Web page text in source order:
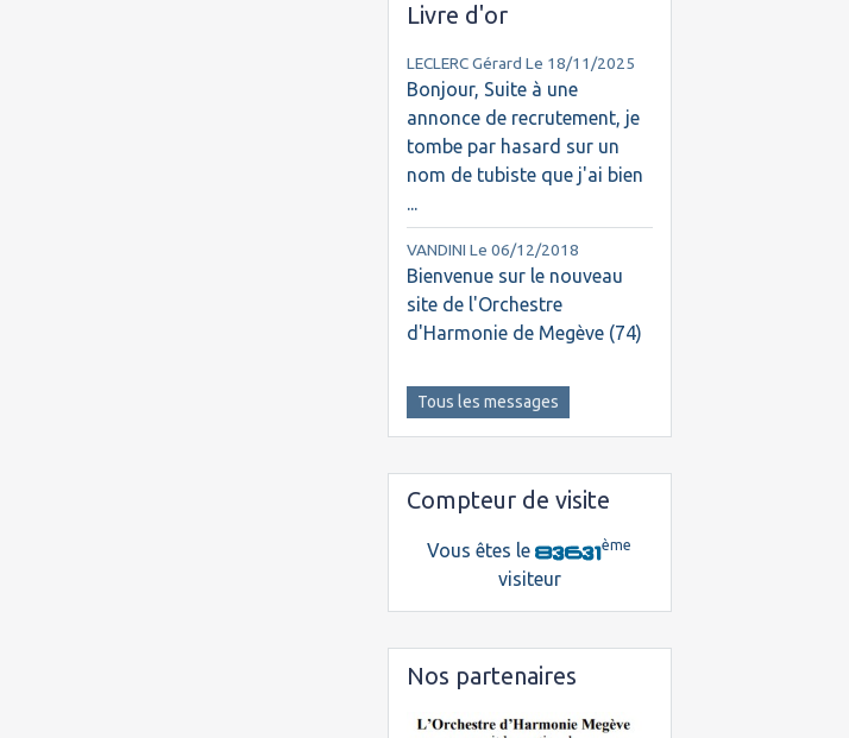
Livre d'or
LECLERC Gérard Le 18/11/2025
Bonjour, Suite à une
annonce de recrutement, je
tombe par hasard sur un
nom de tubiste que j'ai bien
...
VANDINI Le 06/12/2018
Bienvenue sur le nouveau
site de l'Orchestre
d'Harmonie de Megève (74)
Tous les messages
Compteur de visite
Vous êtes le ème
visiteur
Nos partenaires